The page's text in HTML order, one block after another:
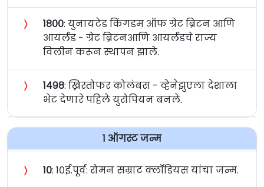
〉 १८००: युनायटेड किंगडम ऑफ ग्रेट ब्रिटन आणि
आयर्लंड - ग्रेट ब्रिटनआणि आयर्लंडचे राज्य
विलीन करून स्थापन झाले.
〉 १४९८: ख्रिस्तोफर कोलंबस - व्हेनेझुएला देशाला
भेट देणारे पहिले युरोपियन बनले.
१ ऑगस्ट जन्म
〉 १०: १०ई.पूर्व: रोमन सम्राट क्लॉडियस यांचा जन्म.